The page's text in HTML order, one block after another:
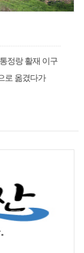
정랑 활재 이구
로 옮겼다가
연석 덤벙주초
로 되어 통품과
하고 있다. 납
3월 중정일에